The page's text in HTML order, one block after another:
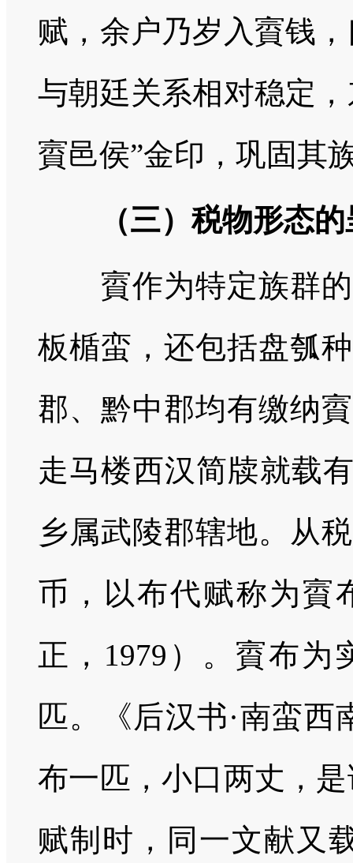
赋，余户乃岁入賨钱
与朝廷关系相对稳定
賨邑侯”金印，巩固其
（三）税物形态
賨作为特定族群的
板楯蛮，还包括盘瓠
郡、黔中郡均有缴纳
走马楼西汉简牍就载
乡属武陵郡辖地。从
币，以布代赋称为賨
正，1979）。賨布
匹。《后汉书·南蛮
布一匹，小口两丈，
赋制时，同一文献又